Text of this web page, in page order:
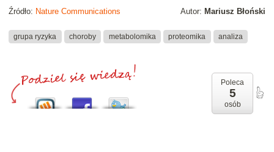
Autor: Mariusz Błoński
Źródło: Nature Communications
grupa ryzyka choroby metabolomika proteomika analiza
Poleca
5
osób